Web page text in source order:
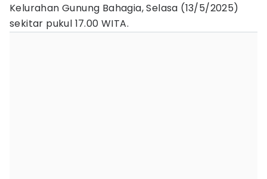
Kelurahan Gunung Bahagia, Selasa (13/5/2025)
sekitar pukul 17.00 WITA.